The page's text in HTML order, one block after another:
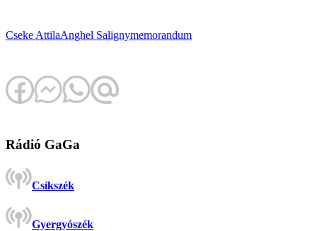
Cseke AttilaAnghel Salignymemorandum
Rádió GaGa
Csíkszék
Gyergyószék